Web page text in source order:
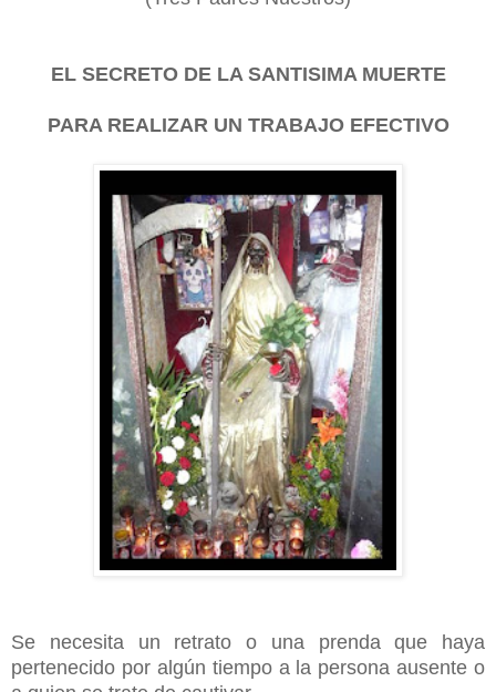
EL SECRETO DE LA SANTISIMA MUERTE
PARA REALIZAR UN TRABAJO EFECTIVO
Se necesita un retrato o una prenda que haya
pertenecido por algún tiempo a la persona ausente o